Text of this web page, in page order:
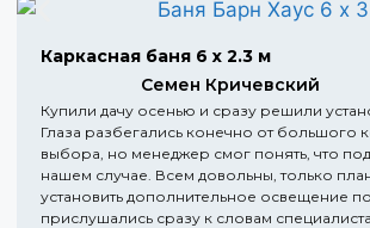
Каркасная баня 6 х 2.3 м
Семен Кричевский
Купили дачу осенью и сразу решили
Глаза разбегались конечно от большого
выбора, но менеджер смог понять, что
нашем случае. Всем довольны, только
установить дополнительное освещение
прислушались сразу к словам